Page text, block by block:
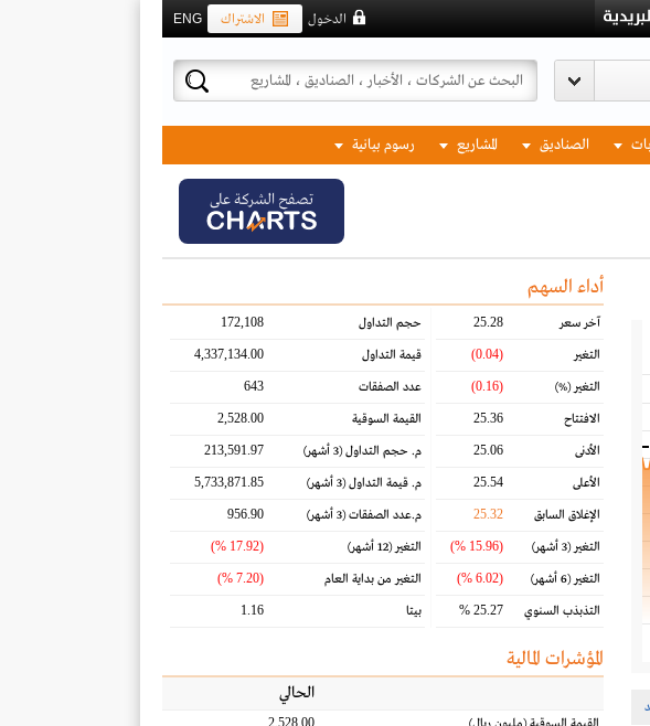
ENG الاشتراك الدخول
الصناديق المشاريع رسوم بيانية
تصفح الشركة على
أداء السهم
آخر سعر 25.28
التغير (0.04)
التغير(%)
(0.16)
الافتتاح 25.36
الأدنى 25.06
الأعلى 25.54
الإغلاق السابق 25.32
التغير(3 أشهر) (15.96 %)
التغير(6 أشهر) (6.02 %)
التذبذب السنوي 25.27 %
حجم التداول 172,108
قيمة التداول 4,337,134.00
عدد الصفقات 643
القيمة السوقية 2,528.00
م. حجم التداول(3 أشهر) 213,591.97
م. قيمة التداول(3 أشهر) 5,733,871.85
م.عدد الصفقات(3 أشهر) 956.90
التغير(12 أشهر) (17.92 %)
التغير من بداية العام (7.20 %)
بيتا 1.16
المؤشرات المالية
الحالي
2,528.00